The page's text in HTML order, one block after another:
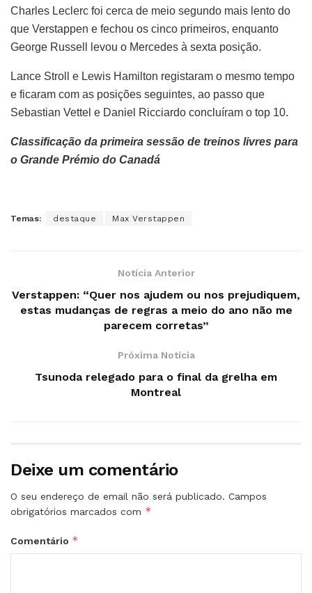
Charles Leclerc foi cerca de meio segundo mais lento do
que Verstappen e fechou os cinco primeiros, enquanto
George Russell levou o Mercedes à sexta posição.
Lance Stroll e Lewis Hamilton registaram o mesmo tempo
e ficaram com as posições seguintes, ao passo que
Sebastian Vettel e Daniel Ricciardo concluíram o top 10.
Classificação da primeira sessão de treinos livres para
o Grande Prémio do Canadá
Temas: destaque Max Verstappen
Notícia Anterior
Verstappen: “Quer nos ajudem ou nos prejudiquem,
estas mudanças de regras a meio do ano não me
parecem corretas”
Próxima Notícia
Tsunoda relegado para o final da grelha em
Montreal
Deixe um comentário
O seu endereço de email não será publicado. Campos
obrigatórios marcados com *
Comentário *